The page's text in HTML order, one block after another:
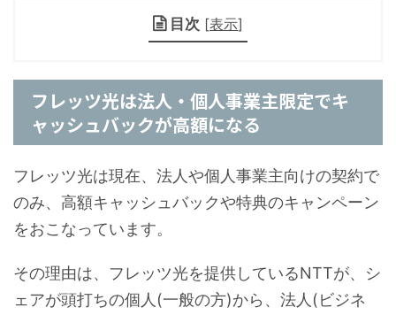
目次 [表示]
フレッツ光は法人・個人事業主限定でキ
ャッシュバックが高額になる
フレッツ光は現在、法人や個人事業主向けの契約で
のみ、高額キャッシュバックや特典のキャンペーン
をおこなっています。
その理由は、フレッツ光を提供しているNTTが、シ
ェアが頭打ちの個人(一般の方)から、法人(ビジネ